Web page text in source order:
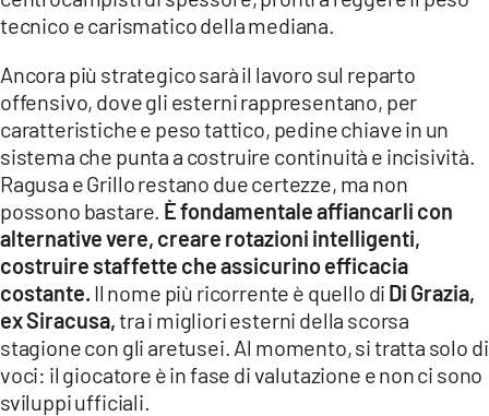
tecnico e carismatico della mediana.
Ancora più strategico sarà il lavoro sul reparto
offensivo, dove gli esterni rappresentano, per
caratteristiche e peso tattico, pedine chiave in un
sistema che punta a costruire continuità e incisività.
Ragusa e Grillo restano due certezze, ma non
possono bastare. È fondamentale affiancarli con
alternative vere, creare rotazioni intelligenti,
costruire staffette che assicurino efficacia
costante. Il nome più ricorrente è quello di Di Grazia,
ex Siracusa,tra i migliori esterni della scorsa
stagione con gli aretusei. Al momento, si tratta solo di
voci: il giocatore è in fase di valutazione e non ci sono
sviluppi ufficiali.